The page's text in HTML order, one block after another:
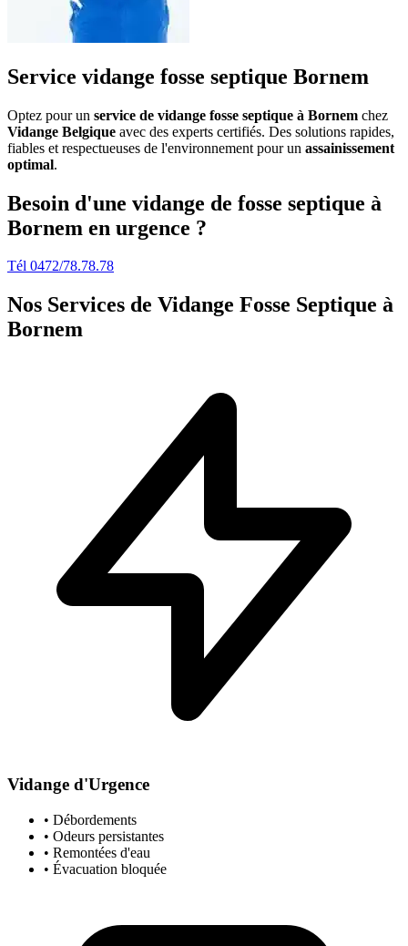
Service vidange fosse septique Bornem
Optez pour un service de vidange fosse septique à Bornem chez
Vidange Belgique avec des experts certifiés. Des solutions rapides,
fiables et respectueuses de l'environnement pour un assainissement
optimal.
Besoin d'une vidange de fosse septique à
Bornem en urgence ?
Tél 0472/78.78.78
Nos Services de Vidange Fosse Septique à
Bornem
Vidange d'Urgence
• Débordements
• Odeurs persistantes
• Remontées d'eau
• Évacuation bloquée